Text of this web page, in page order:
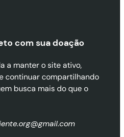
com sua doação
a manter o site ativo,
continuar compartilhando
busca mais do que o